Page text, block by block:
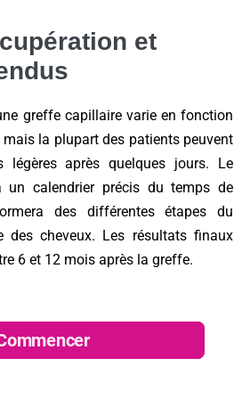
et
greffe capillaire varie en fonction
la plupart des patients peuvent
légères après quelques jours. Le
un calendrier précis du temps de
des différentes étapes du
des cheveux. Les résultats finaux
6 et 12 mois après la greffe.